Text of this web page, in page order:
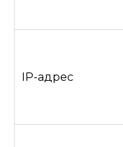
IP-адрес